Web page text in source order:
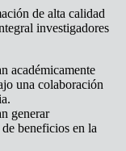
de alta calidad
investigadores
académicamente
una colaboración
generar
beneficios en la